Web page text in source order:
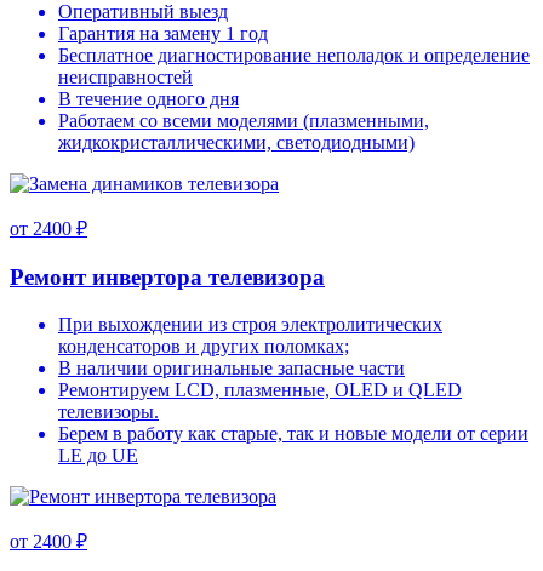
Оперативный выезд
Гарантия на замену 1 год
Бесплатное диагностирование неполадок и определение
неисправностей
В течение одного дня
Работаем со всеми моделями (плазменными,
жидкокристаллическими, светодиодными)
от 2400 ₽
Ремонт инвертора телевизора
При выхождении из строя электролитических
конденсаторов и других поломках;
В наличии оригинальные запасные части
Ремонтируем LCD, плазменные, OLED и QLED
телевизоры.
Берем в работу как старые, так и новые модели от серии
LE до UE
от 2400 ₽